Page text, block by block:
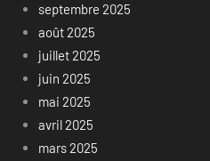
septembre 2025
août 2025
juillet 2025
juin 2025
mai 2025
avril 2025
mars 2025